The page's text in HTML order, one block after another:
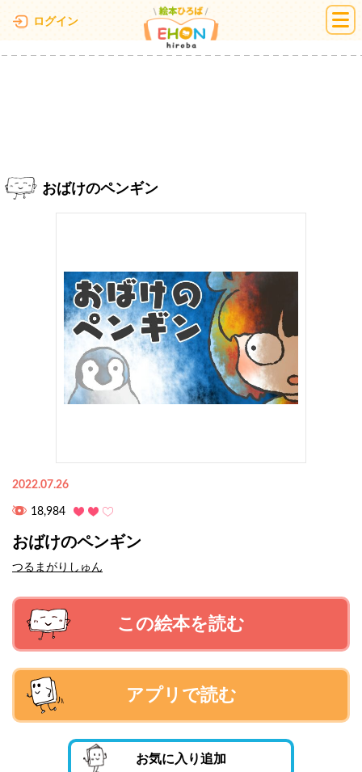
ログイン 絵本ひろば
おばけのペンギン
2022.07.26
18,984
おばけのペンギン
つるまがりしゅん
この絵本を読む
アプリで読む
お気に入り追加